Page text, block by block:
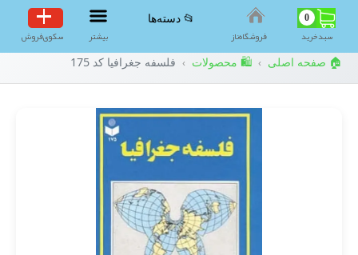
0
سبد‌خرید فروشگاه‌ناز
📂 دسته‌ها
بیشتر سکوی‌فروش
🏠 صفحه اصلی › 🛍️ محصولات › فلسفه جغرافیا کد 175